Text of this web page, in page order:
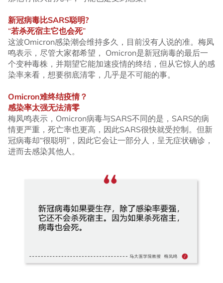
新冠病毒比SARS聪明?
“若杀死宿主它也会死”
这波Omicron感染潮会维持多久，目前没有人说的准。梅凤
鸣表示，尽管大家都希望， Omicron是新冠病毒的最后一
个变种毒株，并期望它能加速疫情的终结，但从它惊人的感
染率来看，想要彻底清零，几乎是不可能的事。
Omicron难终结疫情？
感染率太强无法清零
梅凤鸣表示，Omicron病毒与SARS不同的是，SARS的病
情更严重，死亡率也更高，因此SARS很快就受控制。但新
冠病毒却“很聪明”，因此它会让一部分人，呈无症状确诊，
进而去感染其他人。